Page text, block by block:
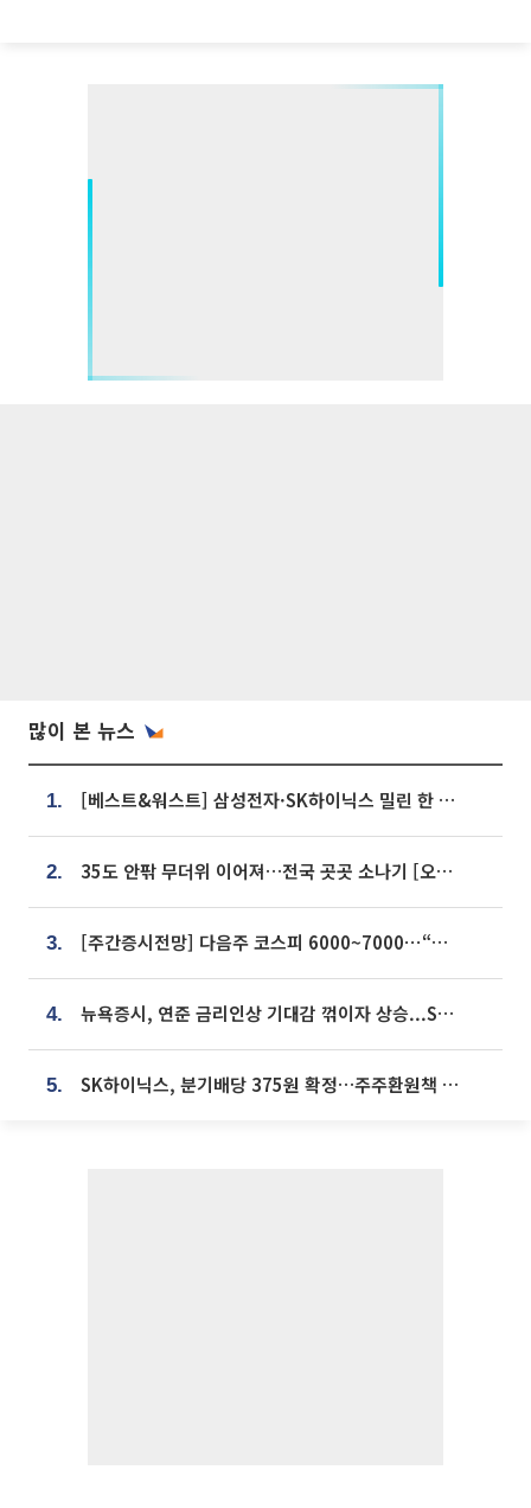
많이 본 뉴스
1. [베스트&워스트] 삼성전자·SK하이닉스 밀린 한 주…상상인증권은 85% 급등
2. 35도 안팎 무더위 이어져…전국 곳곳 소나기 [오늘 날씨]
3. [주간증시전망] 다음주 코스피 6000~7000⋯“外人 수급은 정책이 변수”
4. 뉴욕증시, 연준 금리인상 기대감 꺾이자 상승...S&P500 사상 최고치 [종합]
5. SK하이닉스, 분기배당 375원 확정…주주환원책 9월로 앞당겨 발표